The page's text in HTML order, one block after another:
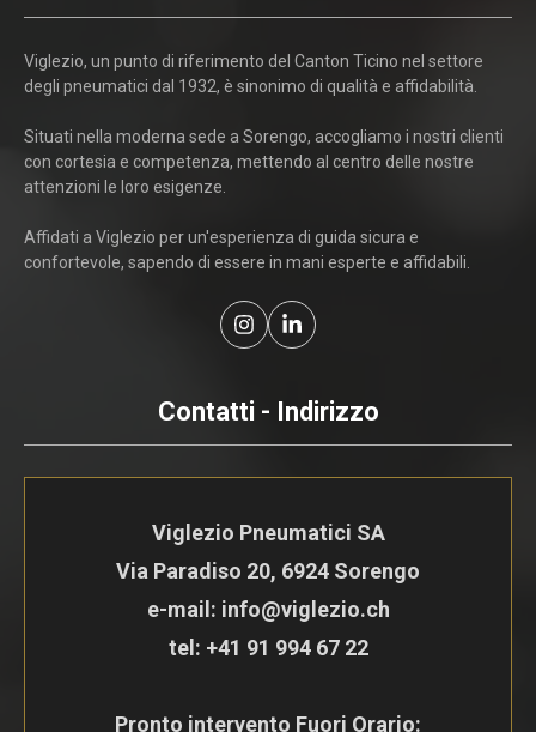
Viglezio, un punto di riferimento del Canton Ticino nel settore
degli pneumatici dal 1932, è sinonimo di qualità e affidabilità.
Situati nella moderna sede a Sorengo, accogliamo i nostri clienti
con cortesia e competenza, mettendo al centro delle nostre
attenzioni le loro esigenze.
Affidati a Viglezio per un'esperienza di guida sicura e
confortevole, sapendo di essere in mani esperte e affidabili.
Contatti - Indirizzo
Viglezio Pneumatici SA
Via Paradiso 20, 6924 Sorengo
e-mail: info@viglezio.ch
tel: +41 91 994 67 22
Pronto intervento Fuori Orario: